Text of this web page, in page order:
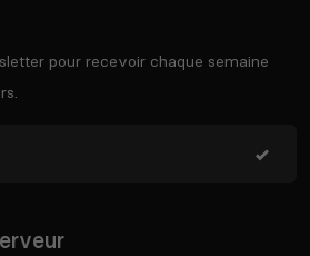
pour recevoir chaque semaine